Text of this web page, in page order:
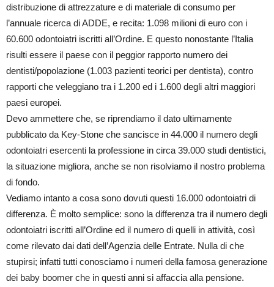
distribuzione di attrezzature e di materiale di consumo per
l’annuale ricerca di ADDE, e recita: 1.098 milioni di euro con i
60.600 odontoiatri iscritti all’Ordine. E questo nonostante l’Italia
risulti essere il paese con il peggior rapporto numero dei
dentisti/popolazione (1.003 pazienti teorici per dentista), contro
rapporti che veleggiano tra i 1.200 ed i 1.600 degli altri maggiori
paesi europei.
Devo ammettere che, se riprendiamo il dato ultimamente
pubblicato da Key-Stone che sancisce in 44.000 il numero degli
odontoiatri esercenti la professione in circa 39.000 studi dentistici,
la situazione migliora, anche se non risolviamo il nostro problema
di fondo.
Vediamo intanto a cosa sono dovuti questi 16.000 odontoiatri di
differenza. È molto semplice: sono la differenza tra il numero degli
odontoiatri iscritti all’Ordine ed il numero di quelli in attività, così
come rilevato dai dati dell’Agenzia delle Entrate. Nulla di che
stupirsi; infatti tutti conosciamo i numeri della famosa generazione
dei baby boomer che in questi anni si affaccia alla pensione.